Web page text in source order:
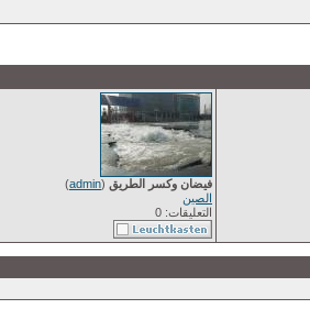
فيضان وكسر الطريق (
admin
)
الصين
التعليقات: 0